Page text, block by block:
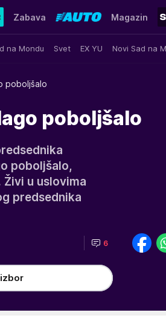
na Mondu Svet EX YU Novi Sad na
Zabava Magazin
poboljšalo
poboljšalo
poboljšalo,
u uslovima
predsednika
6